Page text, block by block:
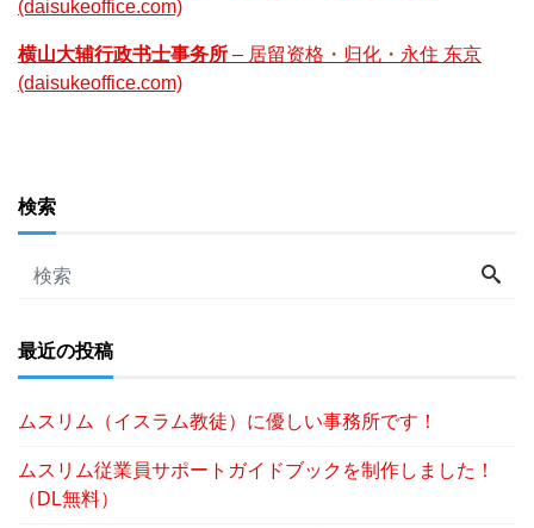
(daisukeoffice.com)
横山大辅行政书士事务所 – 居留资格・归化・永住 东京
(daisukeoffice.com)
検索
最近の投稿
ムスリム（イスラム教徒）に優しい事務所です！
ムスリム従業員サポートガイドブックを制作しました！
（DL無料）